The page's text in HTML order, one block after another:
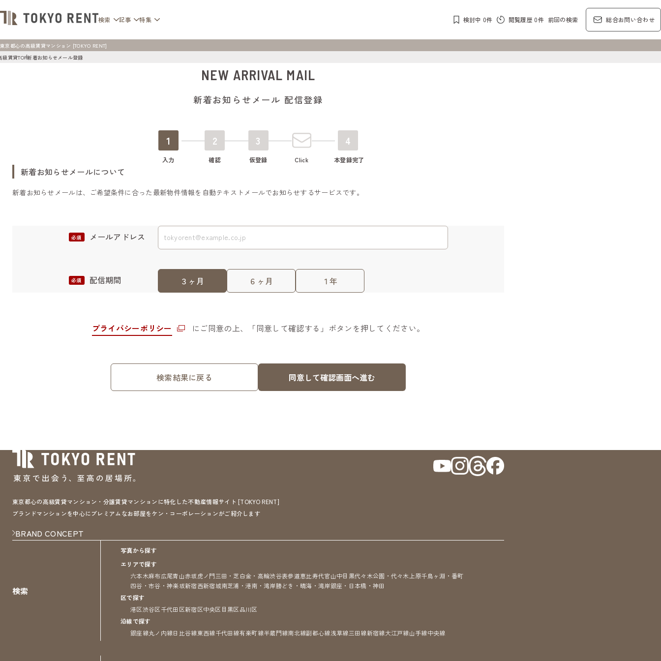
検索 記事 特集 検討中 0件 閲覧履歴 0件 前回の検索 総合お問い合わせ
東京都心の高級賃貸マンション [TOKYO RENT]
級賃貸TOP新着お知らせメール登録
NEW ARRIVAL MAIL
新着お知らせメール 配信登録
1
入力
2
確認
3
仮登録 Click
4
本登録完了
新着お知らせメールについて
新着お知らせメールは、ご希望条件に合った最新物件情報を自動テキストメールでお知らせするサービスです。
メールアドレス
配信期間 ３ヶ月 ６ヶ月 １年
プライバシーポリシー にご同意の上、「同意して確認する」ボタンを押してください。
同意して確認画面へ進む
検索結果に戻る
東京都心の高級賃貸マンション・分譲賃貸マンションに特化した不動産情報サイト [TOKYO RENT]
ブランドマンションを中心にプレミアムなお部屋をケン・コーポレーションがご紹介します
BRAND CONCEPT
検索
写真から探す
エリアで探す
六本木麻布広尾青山赤坂虎ノ門三田・芝白金・高輪渋谷表参道恵比寿代官山中目黒代々木公園・代々木上原千鳥ヶ淵・番町
四谷・市谷・神楽坂新宿西新宿城南芝浦・港南・湾岸勝どき・晴海・湾岸銀座・日本橋・神田
区で探す
港区渋谷区千代田区新宿区中央区 目黒区品川区
沿線で探す
銀座線丸ノ内線日比谷線東西線千代田線有楽町線半蔵門線南北線副都心線浅草線三田線新宿線大江戸線山手線中央線